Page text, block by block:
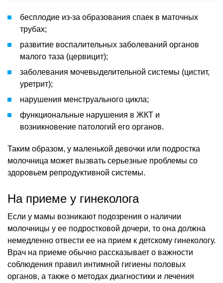
бесплодие из-за образования спаек в маточных
трубах;
развитие воспалительных заболеваний органов
малого таза (цервицит);
заболевания мочевыделительной системы (цистит,
уретрит);
нарушения менструального цикла;
функциональные нарушения в ЖКТ и
возникновение патологий его органов.
Таким образом, у маленькой девочки или подростка
молочница может вызвать серьезные проблемы со
здоровьем репродуктивной системы.
На приеме у гинеколога
Если у мамы возникают подозрения о наличии
молочницы у ее подростковой дочери, то она должна
немедленно отвести ее на прием к детскому гинекологу.
Врач на приеме обычно рассказывает о важности
соблюдения правил интимной гигиены половых
органов, а также о методах диагностики и лечения